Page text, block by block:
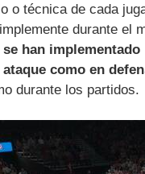
o técnica de cada
durante el
se han
como en
durante los partidos.